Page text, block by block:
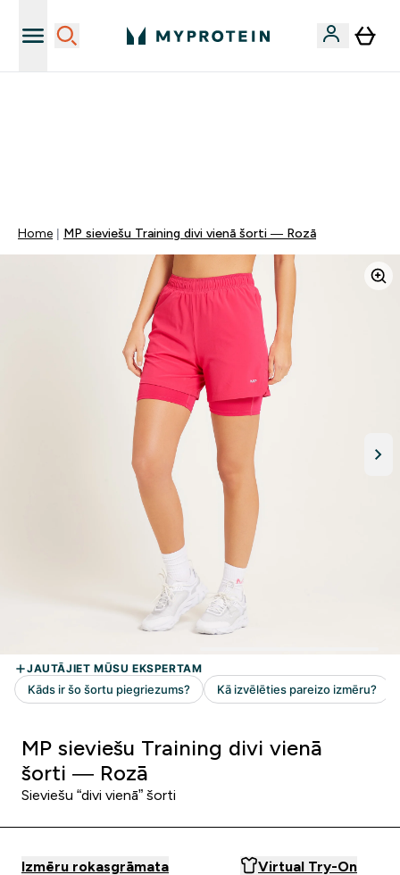
Home MP sieviešu Training divi vienā šorti — Rozā
MP sieviešu Training divi vienā
šorti — Rozā
Sieviešu “divi vienā” šorti
Izmēru rokasgrāmata Virtual Try-On